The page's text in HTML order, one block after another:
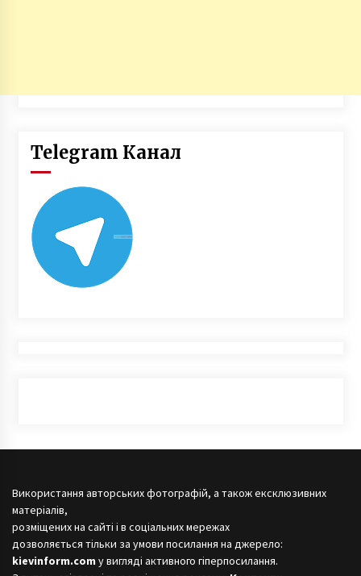
Telegram Канал
Використання авторських фотографій, а також ексклюзивних
матеріалів,
розміщених на сайті і в соціальних мережах
дозволяється тільки за умови посилання на джерело:
kievinform.com у вигляді активного гіперпосилання.